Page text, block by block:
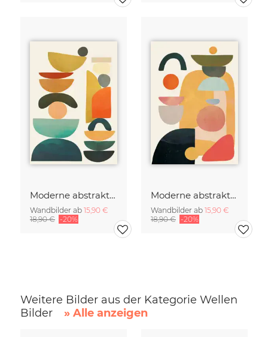
Moderne abstrakte Kunst
Wandbilder ab 15,90 €
18,90 € -20%
Moderne abstrakte Kunst
Wandbilder ab 15,90 €
18,90 € -20%
Weitere Bilder aus der Kategorie Wellen
Bilder
» Alle anzeigen